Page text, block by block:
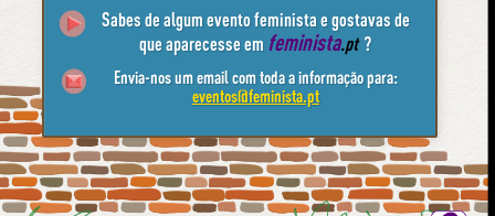
Sabes de algum evento feminista e gostavas de
que aparecesse em feminista.pt ?
Envia-nos um email com toda a informação para:
eventos@feminista.pt